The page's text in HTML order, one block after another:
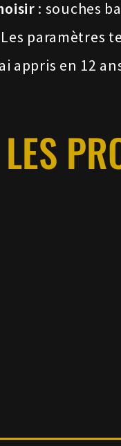
: souches
paramètres
en 12